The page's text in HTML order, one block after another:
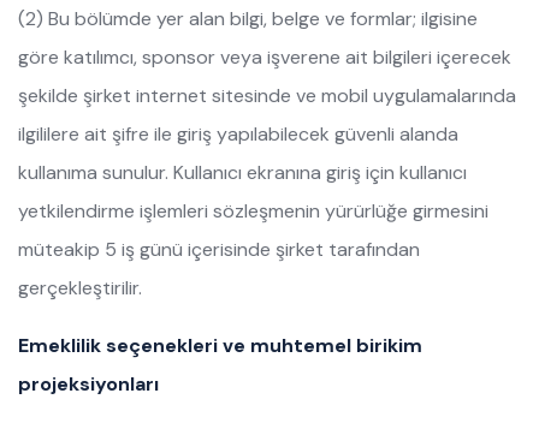
(2) Bu bölümde yer alan bilgi, belge ve formlar; ilgisine
göre katılımcı, sponsor veya işverene ait bilgileri içerecek
şekilde şirket internet sitesinde ve mobil uygulamalarında
ilgililere ait şifre ile giriş yapılabilecek güvenli alanda
kullanıma sunulur. Kullanıcı ekranına giriş için kullanıcı
yetkilendirme işlemleri sözleşmenin yürürlüğe girmesini
müteakip 5 iş günü içerisinde şirket tarafından
gerçekleştirilir.
Emeklilik seçenekleri ve muhtemel birikim
projeksiyonları